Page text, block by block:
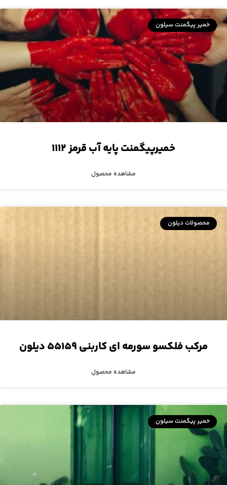
خمیر پیگمنت سیلون
خمیرپیگمنت پایه آب قرمز ۱۱۱۲
مشاهده محصول
محصولات دیلون
مرکب فلکسو سورمه ای کاربنی ۵۵۱۵۹ دیلون
مشاهده محصول
خمیر پیگمنت سیلون